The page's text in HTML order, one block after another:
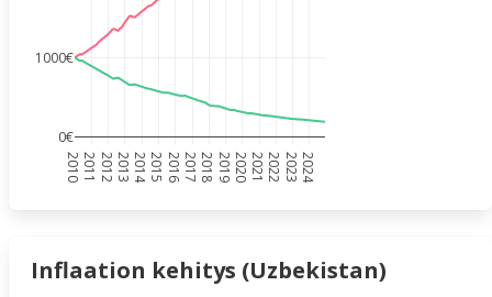
2010 2011 2012 2013 2014 2015 2016 2017 2018 2019 2020 2021 2022 2023 2024
0€
1000€
Inflaation kehitys (Uzbekistan)